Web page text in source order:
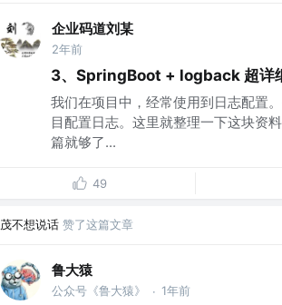
企业码道刘某
2年前
3、SpringBoot + logback 超详
我们在项目中，经常使用到日志配置
目配置日志。这里就整理一下这块资
篇就够了...
49
茂不想说话 赞了这篇文章
鲁大猿
公众号《鲁大猿》 · 1年前